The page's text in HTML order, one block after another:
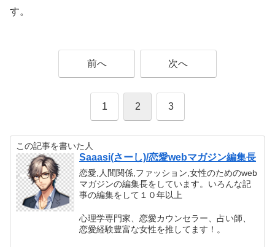
す。
前へ 次へ
1 2 3
この記事を書いた人
Saaasi(さーし)/恋愛webマガジン編集長
恋愛,人間関係,ファッション,女性のためのweb
マガジンの編集長をしています。いろんな記
事の編集をして１０年以上
心理学専門家、恋愛カウンセラー、占い師、
恋愛経験豊富な女性を推してます！。